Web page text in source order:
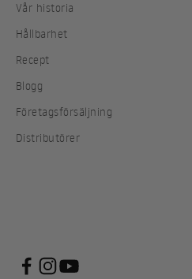
Vår historia
Hållbarhet
Recept
Blogg
Företagsförsäljning
Distributörer